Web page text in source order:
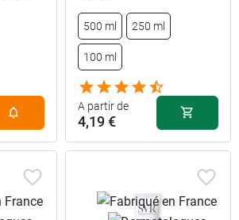
500 ml 250 ml
100 ml
A partir de
4,19 €